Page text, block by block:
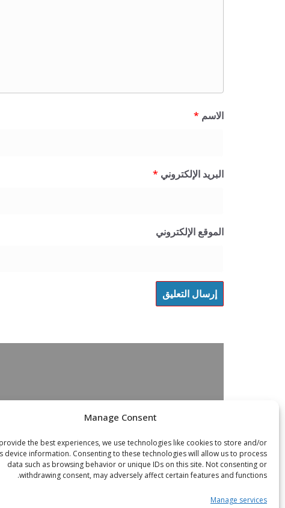
Manage Consent
the best experiences, we use technologies like cookies to store and/or
device information. Consenting to these technologies will allow us to process
data such as browsing behavior or unique IDs on this site. Not consenting or
withdrawing consent, may adversely affect certain features and functions.
Manage services
الاسم *
البريد الإلكتروني *
الموقع الإلكتروني